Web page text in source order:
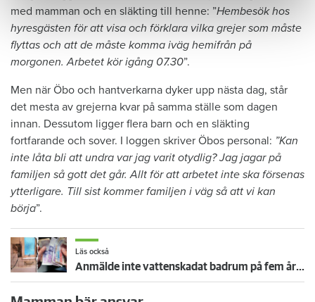
med mamman och en släkting till henne: ”Hembesök hos
hyresgästen för att visa och förklara vilka grejer som måste
flyttas och att de måste komma iväg hemifrån på
morgonen. Arbetet kör igång 07.30”.
Men när Öbo och hantverkarna dyker upp nästa dag, står
det mesta av grejerna kvar på samma ställe som dagen
innan. Dessutom ligger flera barn och en släkting
fortfarande och sover. I loggen skriver Öbos personal: ”Kan
inte låta bli att undra var jag varit otydlig? Jag jagar på
familjen så gott det går. Allt för att arbetet inte ska försenas
ytterligare. Till sist kommer familjen i väg så att vi kan
börja”.
Läs också
Anmälde inte vattenskadat badrum på fem år – krävs på 125 000 kronor